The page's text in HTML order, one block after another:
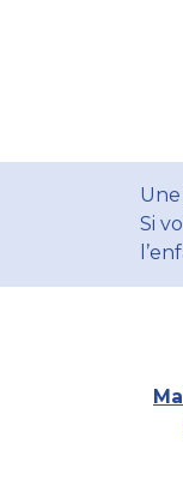
Si